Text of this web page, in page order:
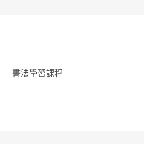
書法學習課程